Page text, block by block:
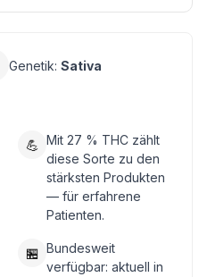
Genetik: Sativa
💪 Mit 27 % THC zählt
diese Sorte zu den
stärksten Produkten
— für erfahrene
Patienten.
🏪 Bundesweit
verfügbar: aktuell in